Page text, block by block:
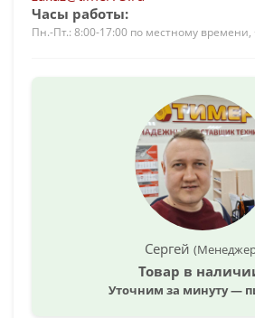
Часы работы:
Пн.-Пт.: 8:00-17:00 по местному
Сергей
Товар в
Уточним за минуту —